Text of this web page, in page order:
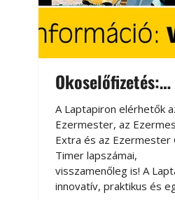
Okoselőfizetés:
Ezermester Extra
A Laptapiron elérhetők
Ezermester, az
Extra és az Ezermester
Timer lapszámai,
visszamenőleg is! A
innovatív, praktikus és